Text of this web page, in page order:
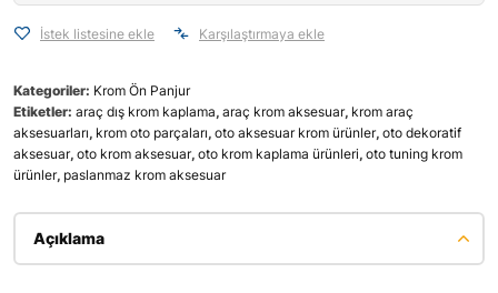
İstek listesine ekle Karşılaştırmaya ekle
Kategoriler: Krom Ön Panjur
Etiketler: araç dış krom kaplama, araç krom aksesuar, krom araç
aksesuarları, krom oto parçaları, oto aksesuar krom ürünler, oto dekoratif
aksesuar, oto krom aksesuar, oto krom kaplama ürünleri, oto tuning krom
ürünler, paslanmaz krom aksesuar
Açıklama